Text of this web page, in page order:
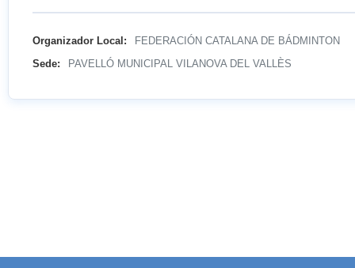
Organizador Local: FEDERACIÓN CATALANA DE BÁDMINTON
Sede: PAVELLÓ MUNICIPAL VILANOVA DEL VALLÈS